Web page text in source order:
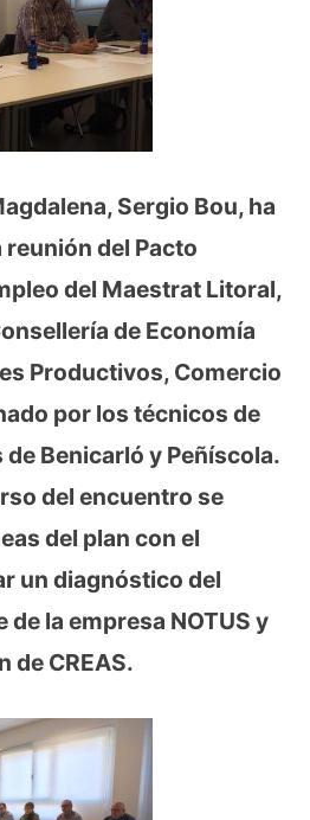
Sergio Bou, ha
del Pacto
del Maestrat Litoral,
de Economía
Productivos, Comercio
por los técnicos de
Benicarló y Peñíscola.
del encuentro se
del plan con el
un diagnóstico del
la empresa NOTUS y
de CREAS.